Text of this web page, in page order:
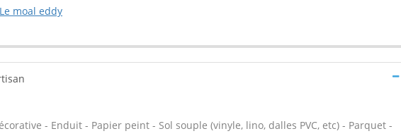
Le moal eddy
- Enduit - Papier peint - Sol souple (vinyle, lino, dalles PVC, etc) - Parquet -